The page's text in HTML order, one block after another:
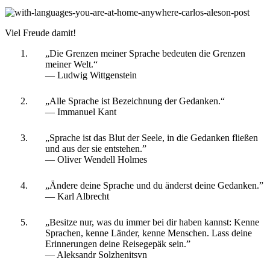
Viel Freude damit!
„Die Grenzen meiner Sprache bedeuten die Grenzen
meiner Welt.“
― Ludwig Wittgenstein
„Alle Sprache ist Bezeichnung der Gedanken.“
― Immanuel Kant
„Sprache ist das Blut der Seele, in die Gedanken fließen
und aus der sie entstehen.”
― Oliver Wendell Holmes
„Ändere deine Sprache und du änderst deine Gedanken.”
― Karl Albrecht
„Besitze nur, was du immer bei dir haben kannst: Kenne
Sprachen, kenne Länder, kenne Menschen. Lass deine
Erinnerungen deine Reisegepäk sein.”
― Aleksandr Solzhenitsyn